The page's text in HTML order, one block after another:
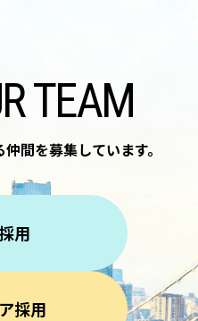
TEAM
仲間を募集しています。
用
採用